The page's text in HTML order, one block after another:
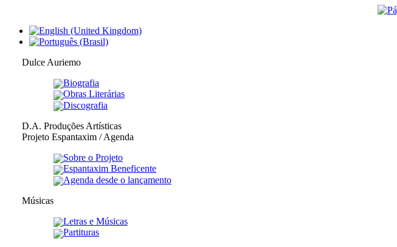
Dulce Auriemo
Biografia
Obras Literárias
Discografia
D.A. Produções Artísticas
Projeto Espantaxim / Agenda
Sobre o Projeto
Espantaxim Beneficente
Agenda desde o lançamento
Músicas
Letras e Músicas
Partituras